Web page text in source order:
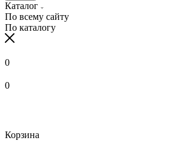
Каталог
По всему сайту
По каталогу
0
0
Корзина